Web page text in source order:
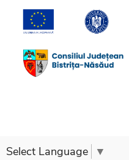
Select Language ▼